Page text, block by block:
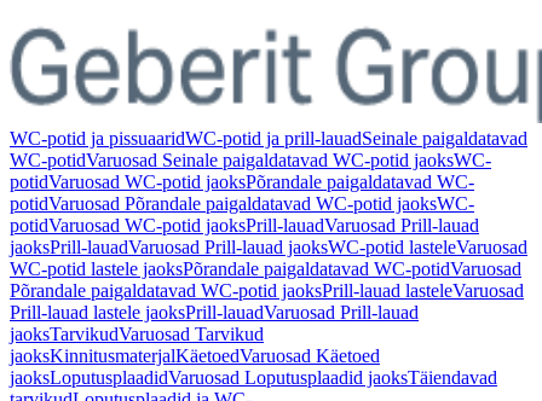
WC-potid ja pissuaaridWC-potid ja prill-lauadSeinale paigaldatavad
WC-potidVaruosad Seinale paigaldatavad WC-potid jaoksWC-
potidVaruosad WC-potid jaoksPõrandale paigaldatavad WC-
potidVaruosad Põrandale paigaldatavad WC-potid jaoksWC-
potidVaruosad WC-potid jaoksPrill-lauadVaruosad Prill-lauad
jaoksPrill-lauadVaruosad Prill-lauad jaoksWC-potid lasteleVaruosad
WC-potid lastele jaoksPõrandale paigaldatavad WC-potidVaruosad
Põrandale paigaldatavad WC-potid jaoksPrill-lauad lasteleVaruosad
Prill-lauad lastele jaoksPrill-lauadVaruosad Prill-lauad
jaoksTarvikudVaruosad Tarvikud
jaoksKinnitusmaterjalKäetoedVaruosad Käetoed
jaoksLoputusplaadidVaruosad Loputusplaadid jaoksTäiendavad